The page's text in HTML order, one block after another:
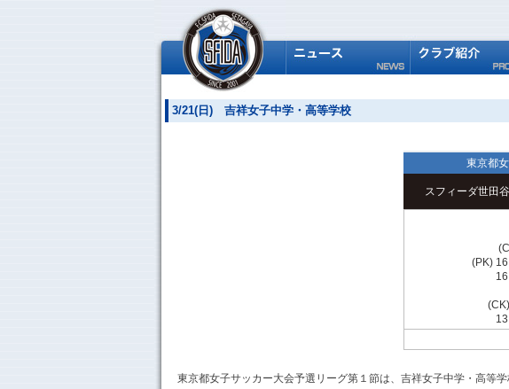
3/21(日) 吉祥女子中学・高等学校
東京都
スフィーダ世田
(PK)
東京都女子サッカー大会予選リーグ第１節は、吉祥女子中学・高等